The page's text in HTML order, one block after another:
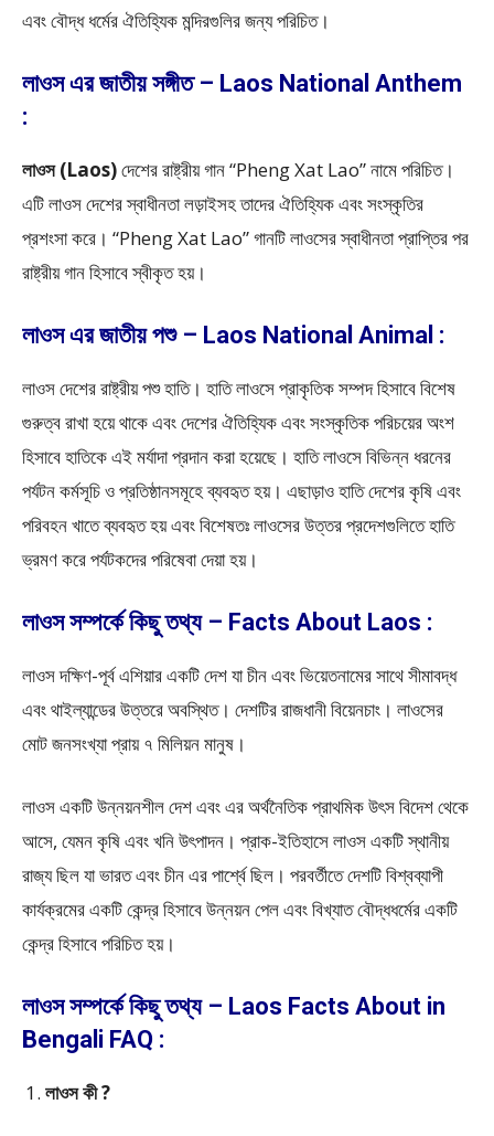
এবং বৌদ্ধ ধর্মের ঐতিহ্যিক মন্দিরগুলির জন্য পরিচিত।
লাওস এর জাতীয় সঙ্গীত – Laos National Anthem
:
লাওস (Laos)দেশের রাষ্ট্রীয় গান “Pheng Xat Lao” নামে পরিচিত।
এটি লাওস দেশের স্বাধীনতা লড়াইসহ তাদের ঐতিহ্যিক এবং সংস্কৃতির
প্রশংসা করে। “Pheng Xat Lao” গানটি লাওসের স্বাধীনতা প্রাপ্তির পর
রাষ্ট্রীয় গান হিসাবে স্বীকৃত হয়।
লাওস এর জাতীয় পশু – Laos National Animal :
লাওস দেশের রাষ্ট্রীয় পশু হাতি। হাতি লাওসে প্রাকৃতিক সম্পদ হিসাবে বিশেষ
গুরুত্ব রাখা হয়ে থাকে এবং দেশের ঐতিহ্যিক এবং সংস্কৃতিক পরিচয়ের অংশ
হিসাবে হাতিকে এই মর্যাদা প্রদান করা হয়েছে। হাতি লাওসে বিভিন্ন ধরনের
পর্যটন কর্মসূচি ও প্রতিষ্ঠানসমূহে ব্যবহৃত হয়। এছাড়াও হাতি দেশের কৃষি এবং
পরিবহন খাতে ব্যবহৃত হয় এবং বিশেষতঃ লাওসের উত্তর প্রদেশগুলিতে হাতি
ভ্রমণ করে পর্যটকদের পরিষেবা দেয়া হয়।
লাওস সম্পর্কে কিছু তথ্য – Facts About Laos :
লাওস দক্ষিণ-পূর্ব এশিয়ার একটি দেশ যা চীন এবং ভিয়েতনামের সাথে সীমাবদ্ধ
এবং থাইল্যান্ডের উত্তরে অবস্থিত। দেশটির রাজধানী বিয়েনচাং। লাওসের
মোট জনসংখ্যা প্রায় ৭ মিলিয়ন মানুষ।
লাওস একটি উন্নয়নশীল দেশ এবং এর অর্থনৈতিক প্রাথমিক উৎস বিদেশ থেকে
আসে, যেমন কৃষি এবং খনি উৎপাদন। প্রাক-ইতিহাসে লাওস একটি স্থানীয়
রাজ্য ছিল যা ভারত এবং চীন এর পার্শ্বে ছিল। পরবর্তীতে দেশটি বিশ্বব্যাপী
কার্যক্রমের একটি কেন্দ্র হিসাবে উন্নয়ন পেল এবং বিখ্যাত বৌদ্ধধর্মের একটি
কেন্দ্র হিসাবে পরিচিত হয়।
লাওস সম্পর্কে কিছু তথ্য – Laos Facts About in
Bengali FAQ :
লাওস কী ?